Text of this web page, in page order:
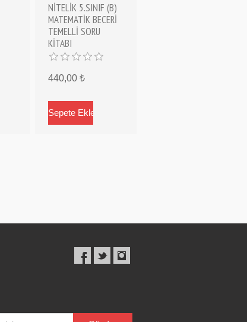
NİTELİK 5.SINIF (B)
MATEMATİK BECERİ
TEMELLİ SORU
KİTABI
440,00 ₺